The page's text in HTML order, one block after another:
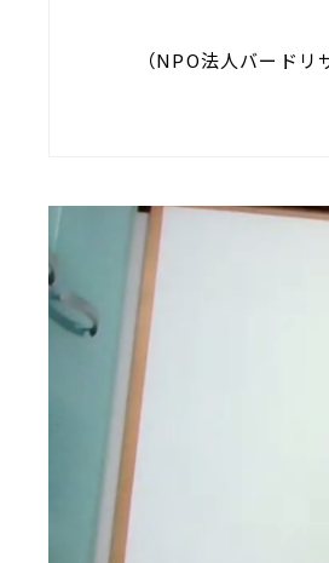
（NPO法人バード